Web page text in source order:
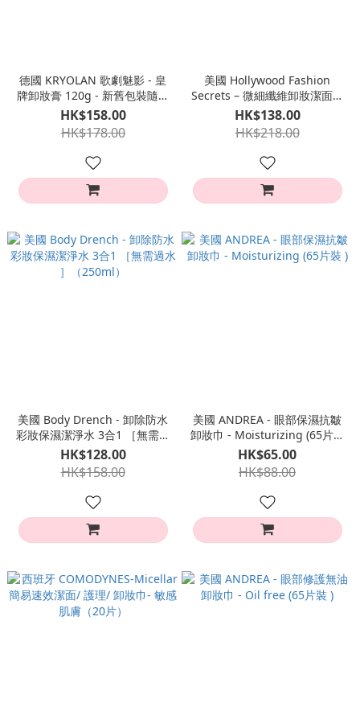
德國 KRYOLAN 歌劇魅影 - 皇
牌卸妝膏 120g - 新舊包裝隨機
發送
HK$158.00
HK$178.00
美國 Hollywood Fashion
Secrets – 微細纖維卸妝潔面撲
–（2件）
HK$138.00
HK$218.00
美國 Body Drench - 卸除防水
彩妝保濕潔淨水 3合1 ［無需過
水 ］（250ml）
HK$128.00
HK$158.00
美國 ANDREA - 眼部保濕抗皺
卸妝巾 - Moisturizing (65片裝
)
HK$65.00
HK$88.00